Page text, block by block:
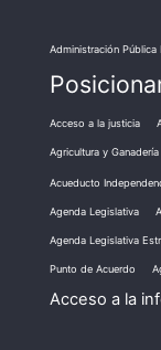
Administración Pública
Acceso a la justicia
Agricultura y Ganadería
Acueducto
Agenda Legislativa
Agenda Legislativa
Punto de Acuerdo
Acceso a la